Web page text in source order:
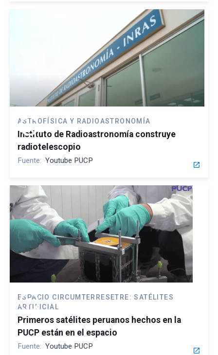
play_circle
ASTROFÍSICA Y RADIOASTRONOMÍA
Instituto de Radioastronomía construye
radiotelescopio
Fuente: Youtube PUCP open_in_new
play_circle
ESPACIO CIRCUMTERRESETRE: SATÉLITES
ARTIFICIAL
Primeros satélites peruanos hechos en la
PUCP están en el espacio
Fuente: Youtube PUCP open_in_new